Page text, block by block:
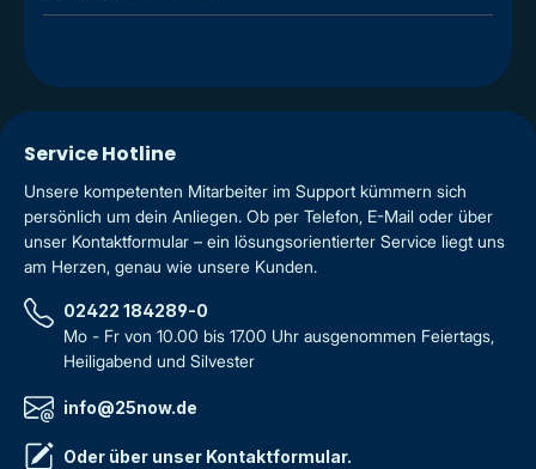
Service Hotline
Unsere kompetenten Mitarbeiter im Support kümmern sich
persönlich um dein Anliegen. Ob per Telefon, E-Mail oder über
unser Kontaktformular – ein lösungsorientierter Service liegt uns
am Herzen, genau wie unsere Kunden.
02422 184289-0
Mo - Fr von 10.00 bis 17.00 Uhr ausgenommen Feiertags,
Heiligabend und Silvester
info@25now.de
Oder über unser Kontaktformular.